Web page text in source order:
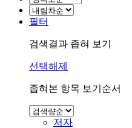
필터
검색결과 좁혀 보기
선택해제
좁혀본 항목 보기순서
저자